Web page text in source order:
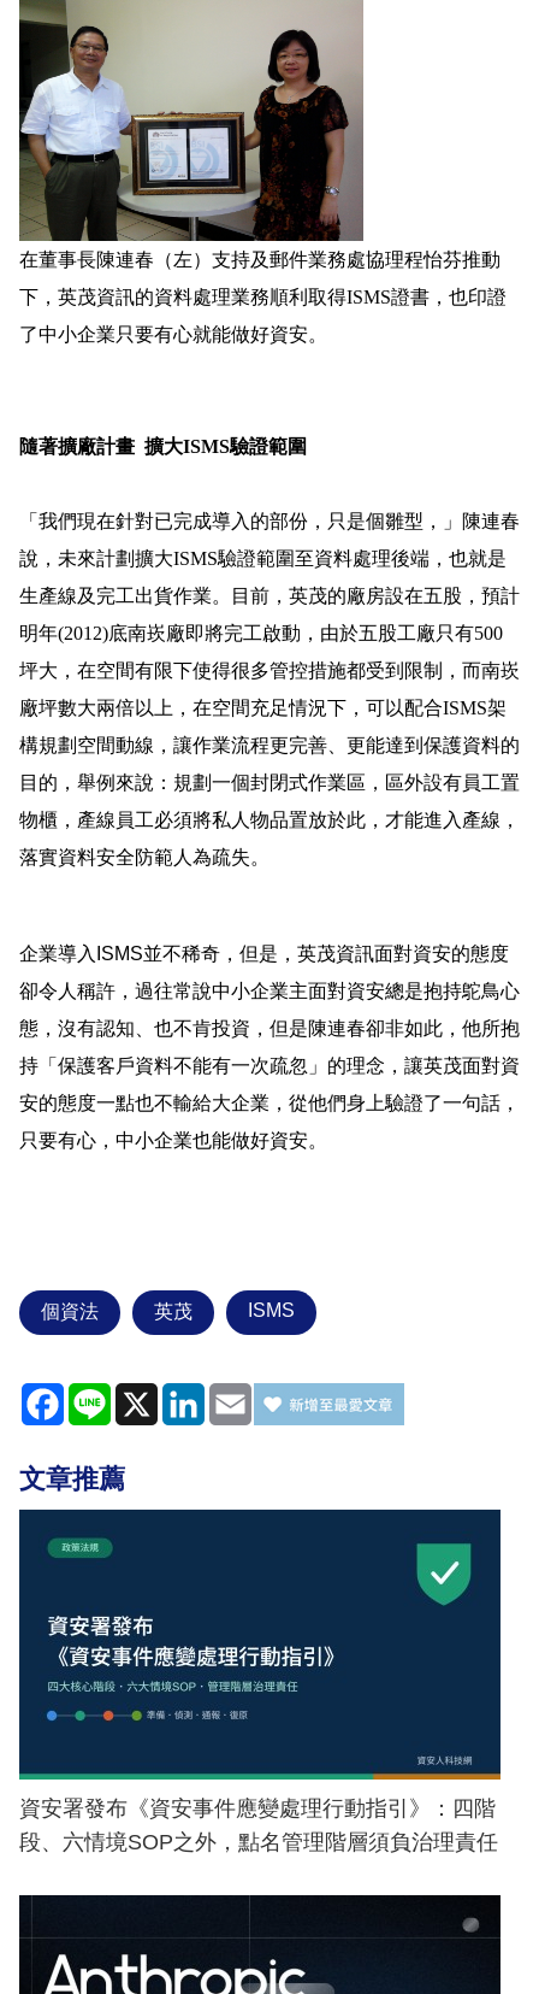
在董事長陳連春（左）支持及郵件業務處協理程怡芬推動
下，英茂資訊的資料處理業務順利取得ISMS證書，也印證
了中小企業只要有心就能做好資安。
隨著擴廠計畫 擴大ISMS驗證範圍
「我們現在針對已完成導入的部份，只是個雛型，」陳連春
說，未來計劃擴大ISMS驗證範圍至資料處理後端，也就是
生產線及完工出貨作業。目前，英茂的廠房設在五股，預計
明年(2012)底南崁廠即將完工啟動，由於五股工廠只有500
坪大，在空間有限下使得很多管控措施都受到限制，而南崁
廠坪數大兩倍以上，在空間充足情況下，可以配合ISMS架
構規劃空間動線，讓作業流程更完善、更能達到保護資料的
目的，舉例來說：規劃一個封閉式作業區，區外設有員工置
物櫃，產線員工必須將私人物品置放於此，才能進入產線，
落實資料安全防範人為疏失。
企業導入 ISMS並不稀奇，但是，英茂資訊面對資安的態度
卻令人稱許，過往常說中小企業主面對資安總是抱持鴕鳥心
態，沒有認知、也不肯投資，但是陳連春卻非如此，他所抱
持「保護客戶資料不能有一次疏忽」的理念，讓英茂面對資
安的態度一點也不輸給大企業，從他們身上驗證了一句話，
只要有心，中小企業也能做好資安。
個資法 英茂 ISMS
Facebook
Line X LinkedIn
Email
文章推薦
資安署發布《資安事件應變處理行動指引》：四階
段、六情境SOP之外，點名管理階層須負治理責任